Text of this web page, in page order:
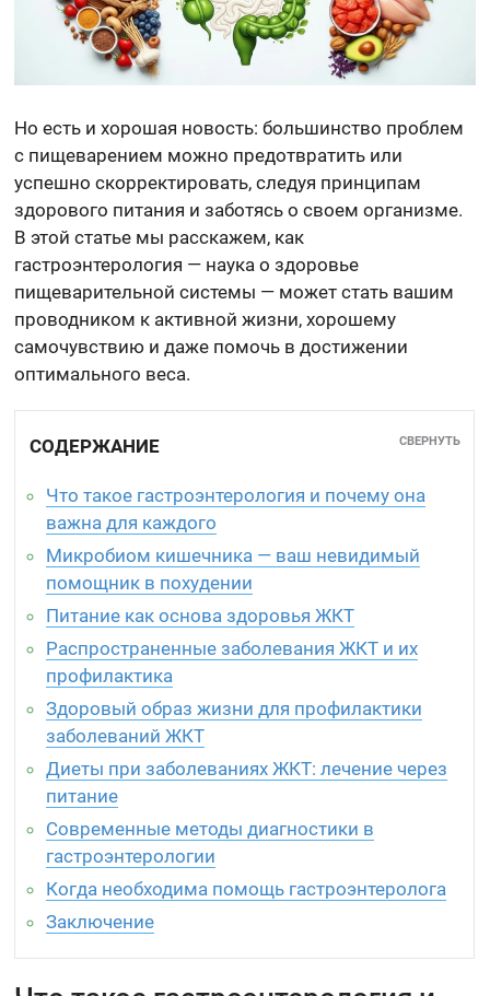
Но есть и хорошая новость: большинство проблем
с пищеварением можно предотвратить или
успешно скорректировать, следуя принципам
здорового питания и заботясь о своем организме.
В этой статье мы расскажем, как
гастроэнтерология — наука о здоровье
пищеварительной системы — может стать вашим
проводником к активной жизни, хорошему
самочувствию и даже помочь в достижении
оптимального веса.
СОДЕРЖАНИЕ СВЕРНУТЬ
Что такое гастроэнтерология и почему она
важна для каждого
Микробиом кишечника — ваш невидимый
помощник в похудении
Питание как основа здоровья ЖКТ
Распространенные заболевания ЖКТ и их
профилактика
Здоровый образ жизни для профилактики
заболеваний ЖКТ
Диеты при заболеваниях ЖКТ: лечение через
питание
Современные методы диагностики в
гастроэнтерологии
Когда необходима помощь гастроэнтеролога
Заключение